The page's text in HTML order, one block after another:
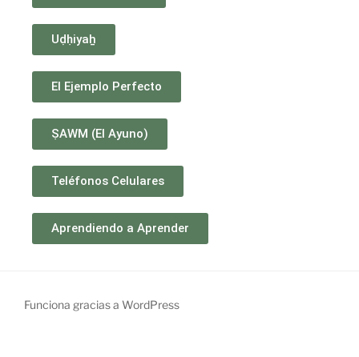
Uḍḥiyaẖ
El Ejemplo Perfecto
ṢAWM (El Ayuno)
Teléfonos Celulares
Aprendiendo a Aprender
Funciona gracias a WordPress